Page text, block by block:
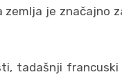
je značajno
tadašnji francuski